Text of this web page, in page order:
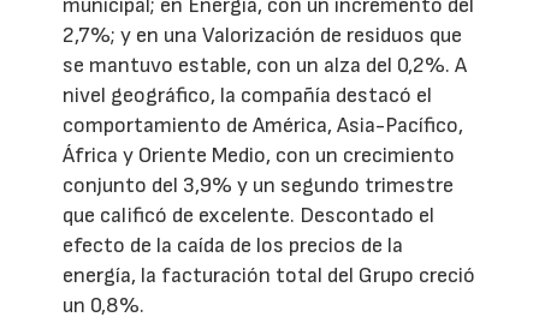
municipal; en Energía, con un incremento del
2,7%; y en una Valorización de residuos que
se mantuvo estable, con un alza del 0,2%. A
nivel geográfico, la compañía destacó el
comportamiento de América, Asia-Pacífico,
África y Oriente Medio, con un crecimiento
conjunto del 3,9% y un segundo trimestre
que calificó de excelente. Descontado el
efecto de la caída de los precios de la
energía, la facturación total del Grupo creció
un 0,8%.